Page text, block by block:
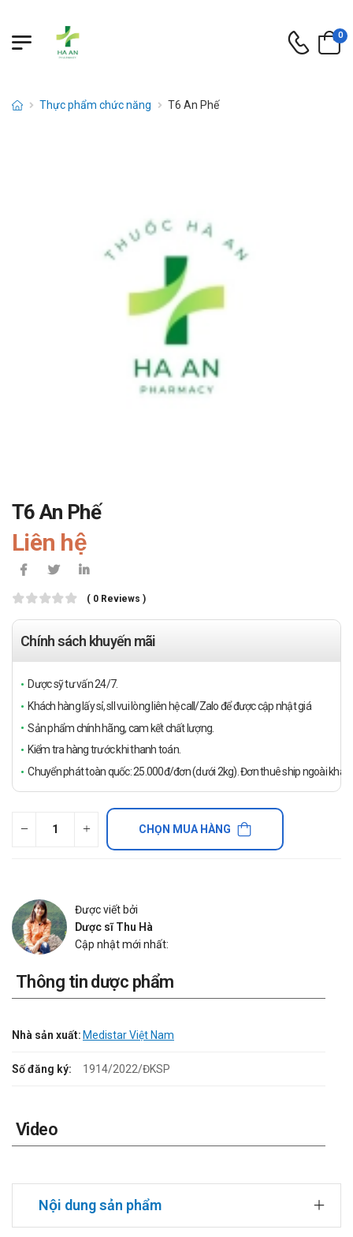
0
Thực phẩm chức năng T6 An Phế
T6 An Phế
Liên hệ
( 0 Reviews )
Chính sách khuyến mãi
Dược sỹ tư vấn 24/7.
Khách hàng lấy sỉ, sll vui lòng liên hệ call/Zalo để được cập nhật giá
Sản phẩm chính hãng, cam kết chất lượng.
Kiểm tra hàng trước khi thanh toán.
Chuyển phát toàn quốc: 25.000đ/đơn (dưới 2kg). Đơn thuê ship ngoài
CHỌN MUA HÀNG
Được viết bởi
Dược sĩ Thu Hà
Cập nhật mới nhất:
Thông tin dược phẩm
Nhà sản xuất: Medistar Việt Nam
Số đăng ký: 1914/2022/ĐKSP
Video
Nội dung sản phẩm